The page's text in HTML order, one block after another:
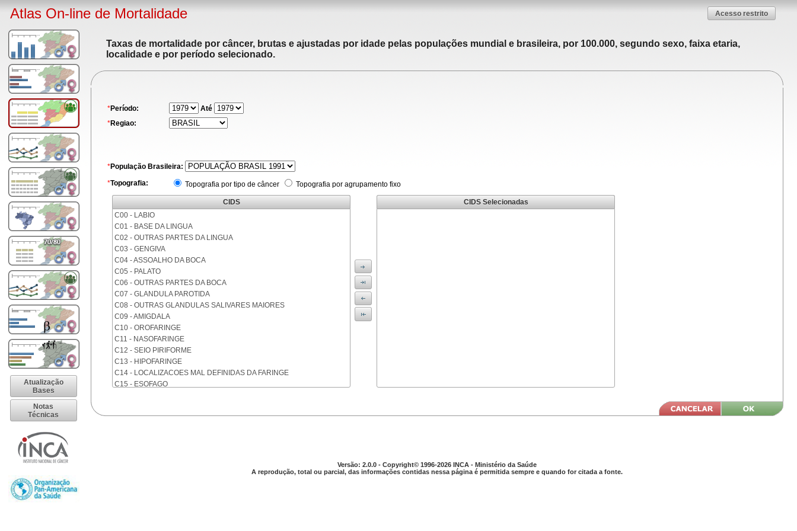
Atlas On-line de Mortalidade Acesso restrito
Atualização
Bases
Notas
Técnicas
Taxas de mortalidade por câncer, brutas e ajustadas por idade pelas populações mundial e brasileira, por 100.000, segundo sexo, faixa etaria,
localidade e por período selecionado.
*Período:
Até
*Regiao:
*População Brasileira:
*Topografia: Topografia por tipo de câncer Topografia por agrupamento fixo
CIDS
C00 - LABIO
C01 - BASE DA LINGUA
C02 - OUTRAS PARTES DA LINGUA
C03 - GENGIVA
C04 - ASSOALHO DA BOCA
C05 - PALATO
C06 - OUTRAS PARTES DA BOCA
C07 - GLANDULA PAROTIDA
C08 - OUTRAS GLANDULAS SALIVARES MAIORES
C09 - AMIGDALA
C10 - OROFARINGE
C11 - NASOFARINGE
C12 - SEIO PIRIFORME
C13 - HIPOFARINGE
C14 - LOCALIZACOES MAL DEFINIDAS DA FARINGE
C15 - ESOFAGO
C18 - COLON
CIDS Selecionadas
Versão: 2.0.0 - Copyright© 1996-2026 INCA - Ministério da Saúde
A reprodução, total ou parcial, das informações contidas nessa página é permitida sempre e quando for citada a fonte.